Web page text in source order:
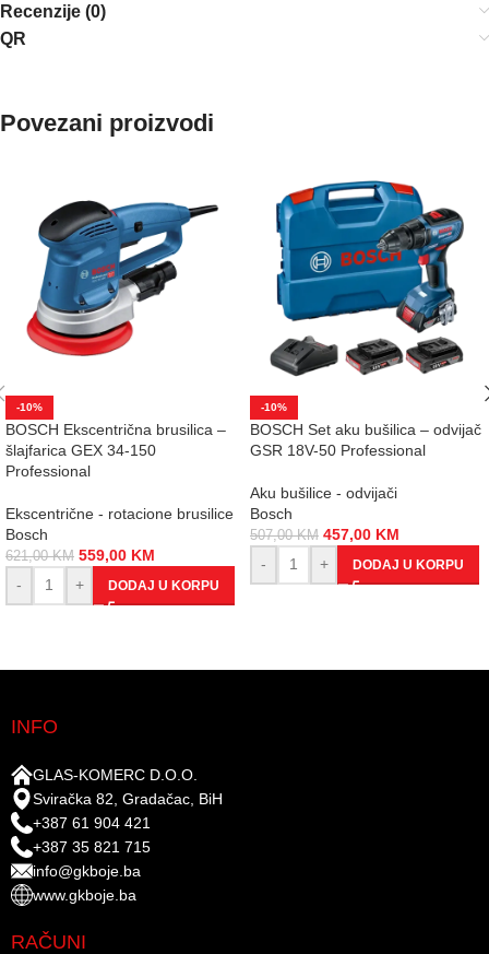
Recenzije (0)
QR
Povezani proizvodi
-10%
BOSCH Ekscentrična brusilica –
šlajfarica GEX 34-150
Professional
Ekscentrične - rotacione brusilice
Bosch
621,00KM 559,00 KM
-
+ DODAJ U KORPU
-10%
BOSCH Set aku bušilica – odvijač
GSR 18V-50 Professional
Aku bušilice - odvijači
Bosch
507,00KM 457,00 KM
-
+ DODAJ U KORPU
INFO
GLAS-KOMERC D.O.O.
Sviračka 82, Gradačac, BiH
+387 61 904 421
+387 35 821 715
info@gkboje.ba
www.gkboje.ba
RAČUNI